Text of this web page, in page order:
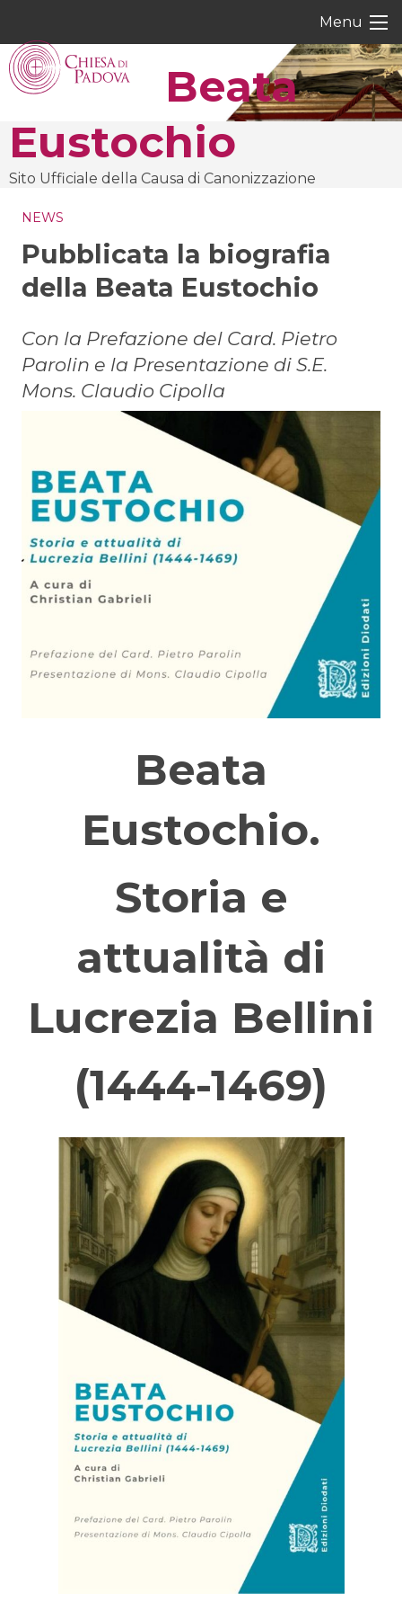
content
Menu
Beata
Eustochio
Sito Ufficiale della Causa di Canonizzazione
NEWS
Pubblicata la biografia
della Beata Eustochio
Con la Prefazione del Card. Pietro
Parolin e la Presentazione di S.E.
Mons. Claudio Cipolla
Beata
Eustochio.
Storia e
attualità di
Lucrezia Bellini
(1444-1469)